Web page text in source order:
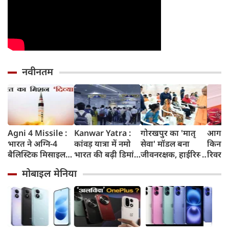
नवीनतम
Agni 4 Missile :
भारत ने अग्नि-4
बैलिस्टिक मिसाइल
किया, 4,000 KM
तक मारक क्षमता
Kanwar Yatra :
कांवड़ यात्रा में नमो
भारत की बढ़ी डिमांड,
कई स्टेशनों पर 50%
तक बढ़ी यात्रियों की
संख्या
गोरखपुर का 'मातृ
सेवा' मॉडल बना
जीवनरक्षक, हाईरिस्क
इलाज से बची 77
जिंदगियां
आगरा
रिवर
करेगी
मोबाइल मेनिया